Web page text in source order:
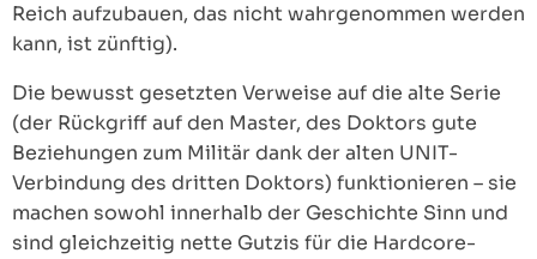
Reich aufzubauen, das nicht wahrgenommen werden
kann, ist zünftig).
Die bewusst gesetzten Verweise auf die alte Serie
(der Rückgriff auf den Master, des Doktors gute
Beziehungen zum Militär dank der alten UNIT-
Verbindung des dritten Doktors) funktionieren – sie
machen sowohl innerhalb der Geschichte Sinn und
sind gleichzeitig nette Gutzis für die Hardcore-